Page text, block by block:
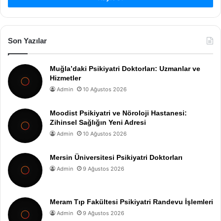
Son Yazılar
Muğla’daki Psikiyatri Doktorları: Uzmanlar ve
Hizmetler
Admin 10 Ağustos 2026
Moodist Psikiyatri ve Nöroloji Hastanesi:
Zihinsel Sağlığın Yeni Adresi
Admin 10 Ağustos 2026
Mersin Üniversitesi Psikiyatri Doktorları
Admin 9 Ağustos 2026
Meram Tıp Fakültesi Psikiyatri Randevu İşlemleri
Admin 9 Ağustos 2026